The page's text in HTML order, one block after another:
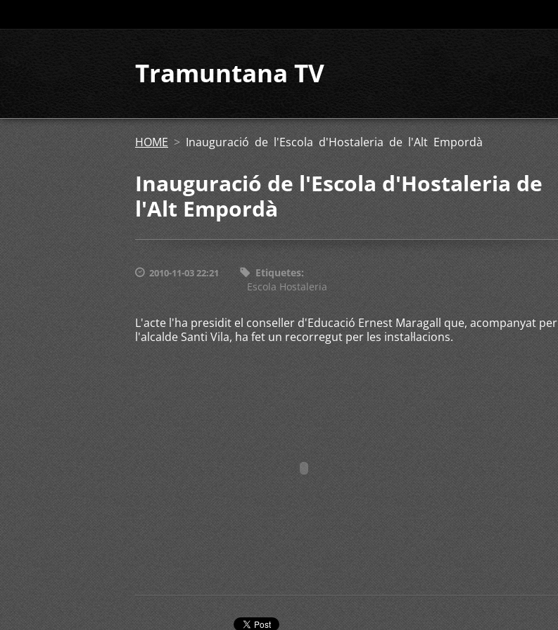
Tramuntana TV
HOME > Inauguració de l'Escola d'Hostaleria de l'Alt Empordà
Inauguració de l'Escola d'Hostaleria de
l'Alt Empordà
2010-11-03 22:21 Etiquetes:
Escola Hostaleria
L'acte l'ha presidit el conseller d'Educació Ernest Maragall que, acompanyat per
l'alcalde Santi Vila, ha fet un recorregut per les instal·lacions.